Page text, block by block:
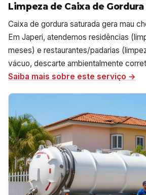
Limpeza de Caixa de
Caixa de gordura saturada gera mau
Em Japeri, atendemos residências
meses) e restaurantes/padarias
vácuo, descarte ambientalmente
Saiba mais sobre este serviço →